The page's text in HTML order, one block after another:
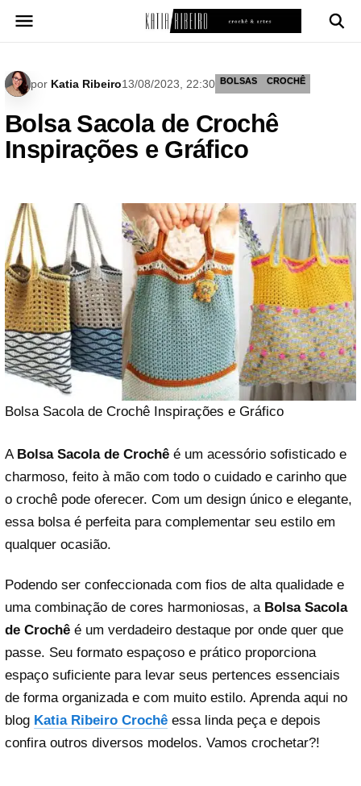
para
por Katia Ribeiro13/08/2023, 22:30 BOLSAS CROCHÊ
Bolsa Sacola de Crochê
Inspirações e Gráfico
Bolsa Sacola de Crochê Inspirações e Gráfico
A Bolsa Sacola de Crochê é um acessório sofisticado e
charmoso, feito à mão com todo o cuidado e carinho que
o crochê pode oferecer. Com um design único e elegante,
essa bolsa é perfeita para complementar seu estilo em
qualquer ocasião.
Podendo ser confeccionada com fios de alta qualidade e
uma combinação de cores harmoniosas, a Bolsa Sacola
de Crochê é um verdadeiro destaque por onde quer que
passe. Seu formato espaçoso e prático proporciona
espaço suficiente para levar seus pertences essenciais
de forma organizada e com muito estilo. Aprenda aqui no
blog Katia Ribeiro Crochê essa linda peça e depois
confira outros diversos modelos. Vamos crochetar?!